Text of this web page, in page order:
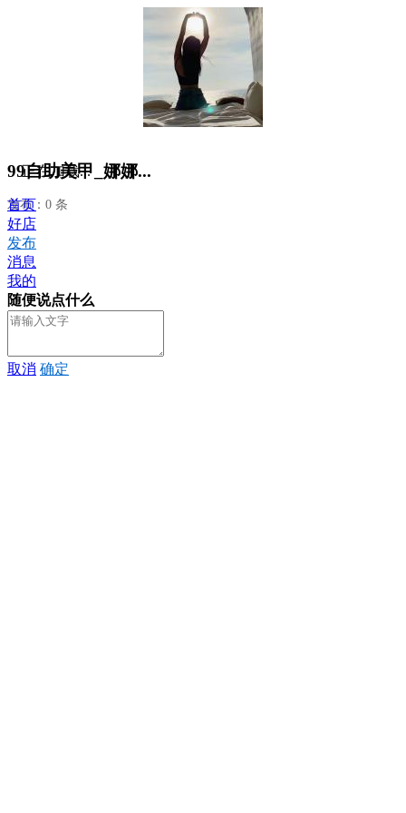
99自助美甲_娜娜...
发布：0 条
正在加载...
首页
好店
发布
消息
我的
随便说点什么
取消 确定